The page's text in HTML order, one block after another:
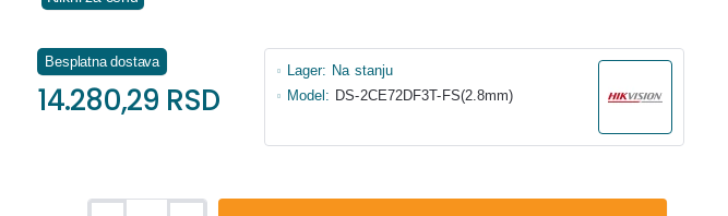
Besplatna dostava
14.280,29 RSD
Lager: Na stanju
Model: DS-2CE72DF3T-FS(2.8mm)